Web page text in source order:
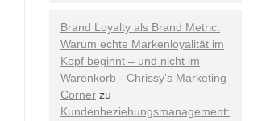
Brand Loyalty als Brand Metric:
Warum echte Markenloyalität im
Kopf beginnt – und nicht im
Warenkorb - Chrissy's Marketing
Corner zu
Kundenbeziehungsmanagement: